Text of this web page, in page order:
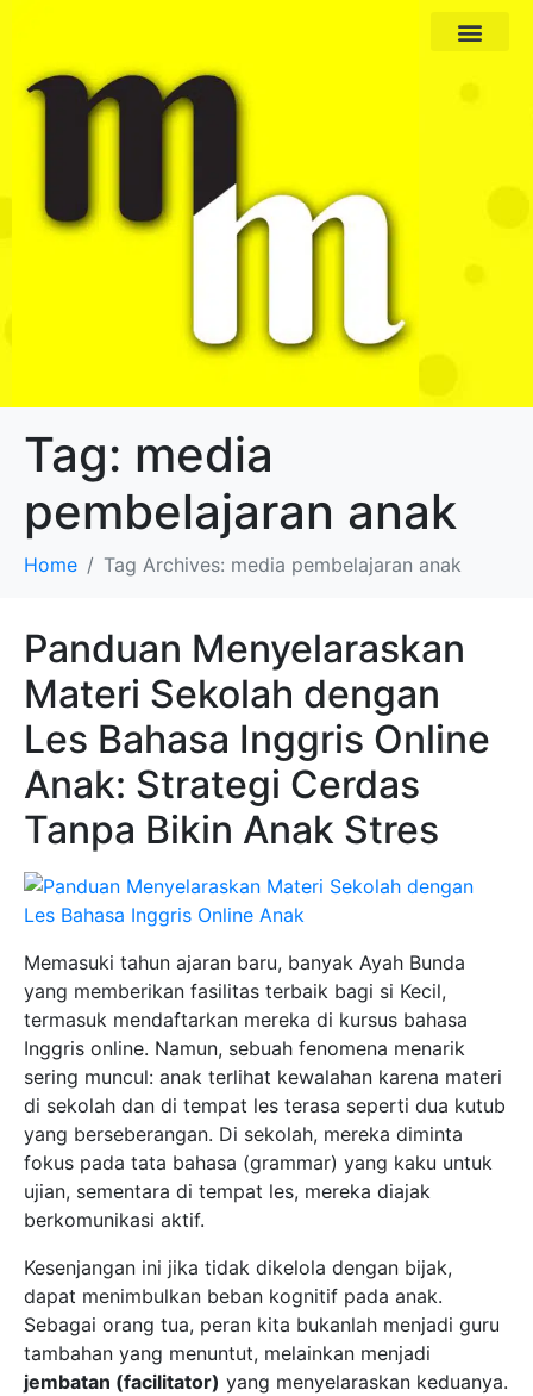
Tag: media
pembelajaran anak
Home Tag Archives: media pembelajaran anak
Panduan Menyelaraskan
Materi Sekolah dengan
Les Bahasa Inggris Online
Anak: Strategi Cerdas
Tanpa Bikin Anak Stres
Memasuki tahun ajaran baru, banyak Ayah Bunda
yang memberikan fasilitas terbaik bagi si Kecil,
termasuk mendaftarkan mereka di kursus bahasa
Inggris online. Namun, sebuah fenomena menarik
sering muncul: anak terlihat kewalahan karena materi
di sekolah dan di tempat les terasa seperti dua kutub
yang berseberangan. Di sekolah, mereka diminta
fokus pada tata bahasa (grammar) yang kaku untuk
ujian, sementara di tempat les, mereka diajak
berkomunikasi aktif.
Kesenjangan ini jika tidak dikelola dengan bijak,
dapat menimbulkan beban kognitif pada anak.
Sebagai orang tua, peran kita bukanlah menjadi guru
tambahan yang menuntut, melainkan menjadi
jembatan (facilitator) yang menyelaraskan keduanya.